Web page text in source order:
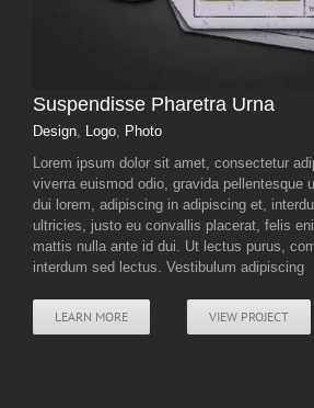
Suspendisse Pharetra Urna
Design, Logo, Photo
Lorem ipsum dolor sit amet, consectetur
viverra euismod odio, gravida pellentesque
dui lorem, adipiscing in adipiscing et,
ultricies, justo eu convallis placerat, felis
mattis nulla ante id dui. Ut lectus purus,
interdum sed lectus. Vestibulum adipiscing
LEARN MORE VIEW PROJECT